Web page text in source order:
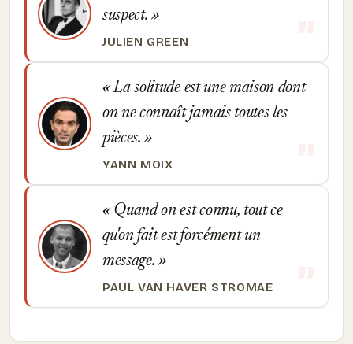
suspect.
JULIEN GREEN
La solitude est une maison dont
on ne connaît jamais toutes les
pièces.
YANN MOIX
Quand on est connu, tout ce
qu'on fait est forcément un
message.
PAUL VAN HAVER STROMAE